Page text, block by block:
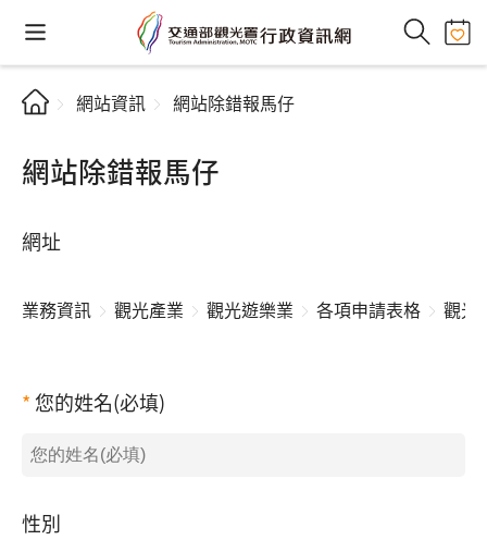
網站資訊 網站除錯報馬仔
網站除錯報馬仔
網址
業務資訊 觀光產業 觀光遊樂業 各項申請表格 觀光
您的姓名(必填)
性別